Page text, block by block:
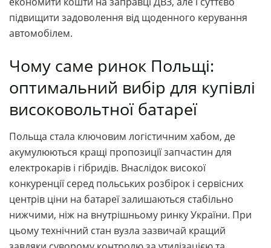
підвищити задоволення від щоденного керування
автомобілем.
Чому саме ринок Польщі:
оптимальний вибір для купівлі
високовольтної батареї
Польща стала ключовим логістичним хабом, де
акумулюються кращі пропозиції запчастин для
електрокарів і гібридів. Внаслідок високої
конкуренції серед польських розбірок і сервісних
центрів ціни на батареї залишаються стабільно
нижчими, ніж на внутрішньому ринку України. При
цьому технічний стан вузла зазвичай кращий